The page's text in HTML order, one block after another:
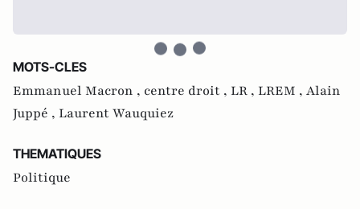
MOTS-CLES
Emmanuel Macron , centre droit , LR , LREM , Alain
Juppé , Laurent Wauquiez
THEMATIQUES
Politique